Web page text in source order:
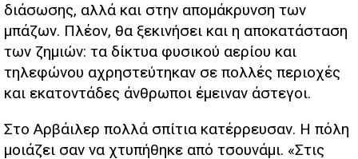
διάσωσης, αλλά και στην απομάκρυνση των
μπάζων. Πλέον, θα ξεκινήσει και η αποκατάσταση
των ζημιών: τα δίκτυα φυσικού αερίου και
τηλεφώνου αχρηστεύτηκαν σε πολλές περιοχές
και εκατοντάδες άνθρωποι έμειναν άστεγοι.
Στο Αρβάιλερ πολλά σπίτια κατέρρευσαν. Η πόλη
μοιάζει σαν να χτυπήθηκε από τσουνάμι. «Στις